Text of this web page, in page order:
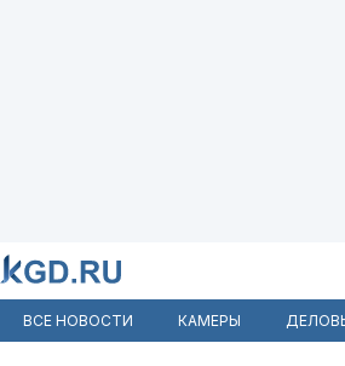
ВСЕ НОВОСТИ КАМЕРЫ